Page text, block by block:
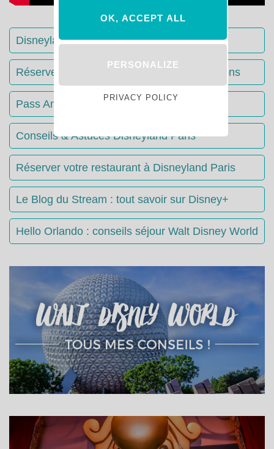
Disneyland Paris : Le guide complet
Réserver votre séjour : toutes les informations
Pass Annuels Disney : informations
Conseils & Astuces Disneyland Paris
Réserver votre restaurant à Disneyland Paris
Le Blog du Stream : tout savoir sur Disney+
Hello Orlando : conseils séjour Walt Disney World
OK, ACCEPT ALL
PERSONALIZE
PRIVACY POLICY